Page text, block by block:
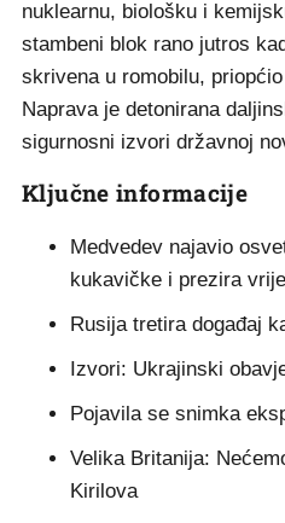
nuklearnu, biološku i
stambeni blok rano jutros
skrivena u romobilu,
Naprava je detonirana
sigurnosni izvori državnoj
Ključne informacije
Medvedev najavio
kukavičke i prezira
Rusija tretira događaj
Izvori: Ukrajinski
Pojavila se snimka
Velika Britanija:
Kirilova